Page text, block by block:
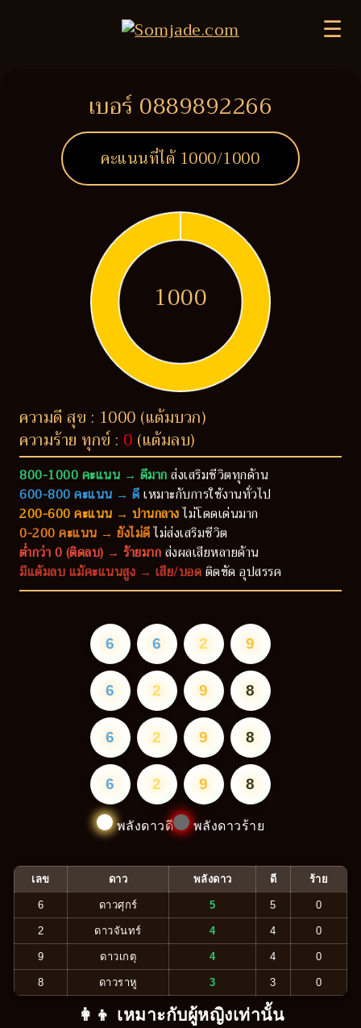
☰
เบอร์ 0889892266
คะแนนที่ได้ 1000/1000
1000
ความดี สุข : 1000 (แต้มบวก)
ความร้าย ทุกข์ : 0 (แต้มลบ)
800-1000 คะแนน → ดีมากส่งเสริมชีวิตทุกด้าน
600-800 คะแนน → ดีเหมาะกับการใช้งานทั่วไป
200-600 คะแนน → ปานกลางไม่โดดเด่นมาก
0-200 คะแนน → ยังไม่ดีไม่ส่งเสริมชีวิต
ต่ำกว่า 0 (ติดลบ) → ร้ายมากส่งผลเสียหลายด้าน
มีแต้มลบ แม้คะแนนสูง → เสีย/บอดติดขัด อุปสรรค
6 6 2 9
6 2 9 8
6 2 9 8
6 2 9 8
พลังดาวดี พลังดาวร้าย
เลข ดาว พลังดาว ดี ร้าย
6 ดาวศุกร์ 5 5 0
2 ดาวจันทร์ 4 4 0
9 ดาวเกตุ 4 4 0
8 ดาวราหู 3 3 0
👩‍👦 เหมาะกับผู้หญิงเท่านั้น